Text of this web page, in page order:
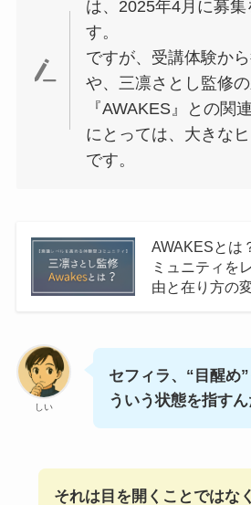
は、2025年4月に募集
す。
ですが、受講体験か
や、三凛さとし監修
『AWAKES』との関
にとっては、大きな
です。
AWAKESとは
ミュニティを
由と在り方の
しい
セフィラ、“目醒め
ういう状態を指すん
それは目を開くことではな